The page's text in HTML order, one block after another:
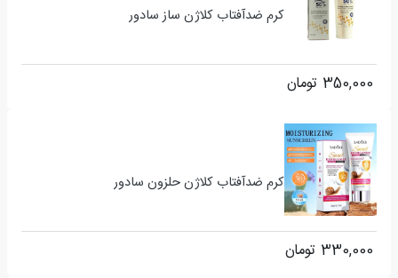
کرم ضدآفتاب کلاژن ساز سادور
350,000 تومان
کرم ضدآفتاب کلاژن حلزون سادور
330,000 تومان